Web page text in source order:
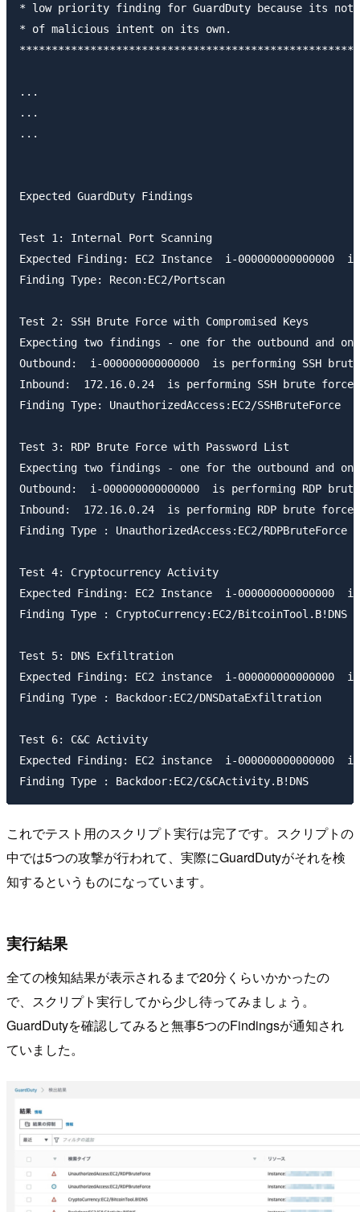
* low priority finding for GuardDuty because its
* of malicious intent on its own.
...
...
...
Expected GuardDuty Findings
Test 1: Internal Port Scanning
Expected Finding: EC2 Instance  i-000000000000000
Finding Type: Recon:EC2/Portscan
Test 2: SSH Brute Force with Compromised Keys
Expecting two findings - one for the outbound and
Outbound:  i-000000000000000  is performing SSH
Inbound:  172.16.0.24  is performing SSH brute force
Finding Type: UnauthorizedAccess:EC2/SSHBruteForce
Test 3: RDP Brute Force with Password List
Expecting two findings - one for the outbound and
Outbound:  i-000000000000000  is performing RDP
Inbound:  172.16.0.24  is performing RDP brute force
Finding Type : UnauthorizedAccess:EC2/RDPBruteForce
Test 4: Cryptocurrency Activity
Expected Finding: EC2 Instance  i-
Finding Type : CryptoCurrency:EC2/BitcoinTool.B!DNS
Test 5: DNS Exfiltration
Expected Finding: EC2 instance  i-
Finding Type : Backdoor:EC2/DNSDataExfiltration
Test 6: C&C Activity
Expected Finding: EC2 instance  i-000000000000000
これでテスト用のスクリプト実行は完了です。スクリプトの
中では5つの攻撃が行われて、実際にGuardDutyがそれを検
知するというものになっています。
実行結果
全ての検知結果が表示されるまで20分くらいかかったの
で、スクリプト実行してから少し待ってみましょう。
GuardDutyを確認してみると無事5つのFindingsが通知され
ていました。